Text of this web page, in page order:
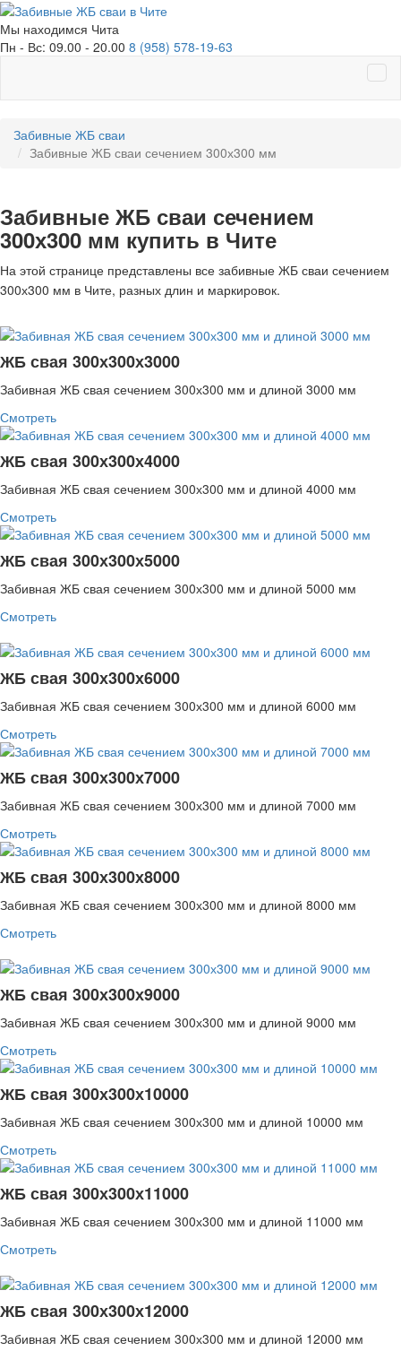
Мы находимся Чита
Пн - Вс: 09.00 - 20.00 8 (958) 578-19-63
Забивные ЖБ сваи
Забивные ЖБ сваи сечением 300х300 мм
Забивные ЖБ сваи сечением
300х300 мм купить в Чите
На этой странице представлены все забивные ЖБ сваи сечением
300х300 мм в Чите, разных длин и маркировок.
ЖБ свая 300х300х3000
Забивная ЖБ свая сечением 300х300 мм и длиной 3000 мм
Смотреть
ЖБ свая 300х300х4000
Забивная ЖБ свая сечением 300х300 мм и длиной 4000 мм
Смотреть
ЖБ свая 300х300х5000
Забивная ЖБ свая сечением 300х300 мм и длиной 5000 мм
Смотреть
ЖБ свая 300х300х6000
Забивная ЖБ свая сечением 300х300 мм и длиной 6000 мм
Смотреть
ЖБ свая 300х300х7000
Забивная ЖБ свая сечением 300х300 мм и длиной 7000 мм
Смотреть
ЖБ свая 300х300х8000
Забивная ЖБ свая сечением 300х300 мм и длиной 8000 мм
Смотреть
ЖБ свая 300х300х9000
Забивная ЖБ свая сечением 300х300 мм и длиной 9000 мм
Смотреть
ЖБ свая 300х300х10000
Забивная ЖБ свая сечением 300х300 мм и длиной 10000 мм
Смотреть
ЖБ свая 300х300х11000
Забивная ЖБ свая сечением 300х300 мм и длиной 11000 мм
Смотреть
ЖБ свая 300х300х12000
Забивная ЖБ свая сечением 300х300 мм и длиной 12000 мм